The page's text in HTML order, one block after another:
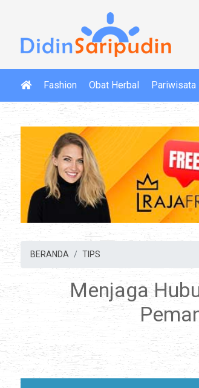
Fashion Obat Herbal Pariwisata
BERANDA TIPS
Menjaga